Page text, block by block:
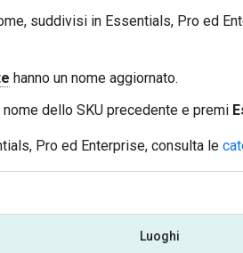
suddivisi in Essentials, Pro ed
hanno un nome aggiornato.
dello SKU precedente e premi
Pro ed Enterprise, consulta le
Luoghi